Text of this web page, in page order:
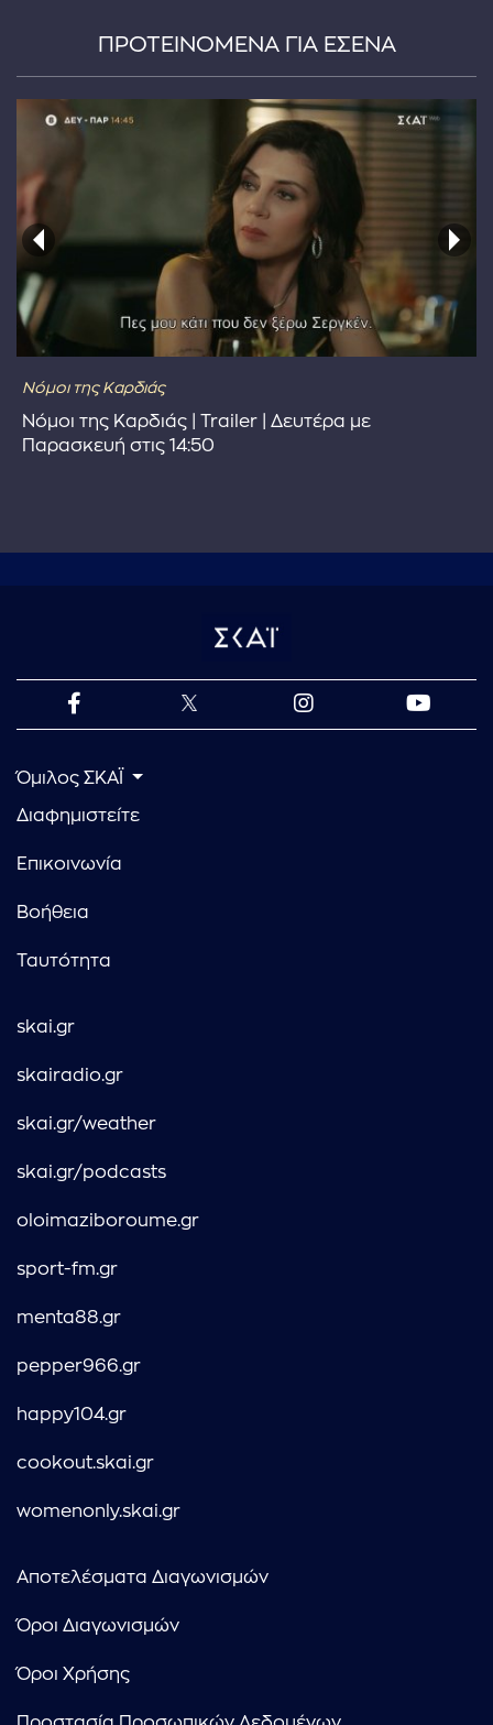
ΠΡΟΤΕΙΝΟΜΕΝΑ ΓΙΑ ΕΣΕΝΑ
Νόμοι της Καρδιάς
Νόμοι της Καρδιάς | Trailer | Δευτέρα με
Παρασκευή στις 14:50
Όμιλος ΣΚΑΪ
Διαφημιστείτε
Επικοινωνία
Βοήθεια
Ταυτότητα
skai.gr
skairadio.gr
skai.gr/weather
skai.gr/podcasts
oloimaziboroume.gr
sport-fm.gr
menta88.gr
pepper966.gr
happy104.gr
cookout.skai.gr
womenonly.skai.gr
Αποτελέσματα Διαγωνισμών
Όροι Διαγωνισμών
Όροι Χρήσης